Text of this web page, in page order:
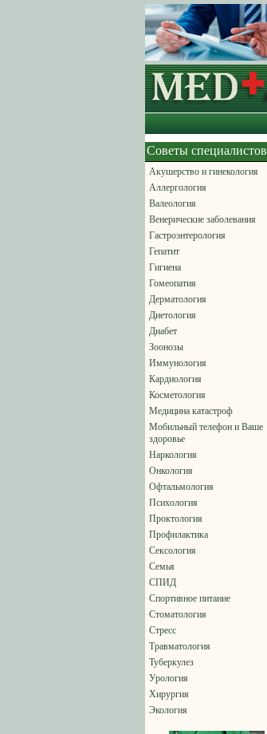
Советы специалистов
Акушерство и гинекология
Аллергология
Валеология
Венерические заболевания
Гастроэнтерология
Гепатит
Гигиена
Гомеопатия
Дерматология
Диетология
Диабет
Зоонозы
Иммунология
Кардиология
Косметология
Медицина катастроф
Мобильный телефон и Ваше
здоровье
Наркология
Онкология
Офтальмология
Психология
Проктология
Профилактика
Сексология
Семья
СПИД
Спортивное питание
Стоматология
Стресс
Травматология
Туберкулез
Урология
Хирургия
Экология